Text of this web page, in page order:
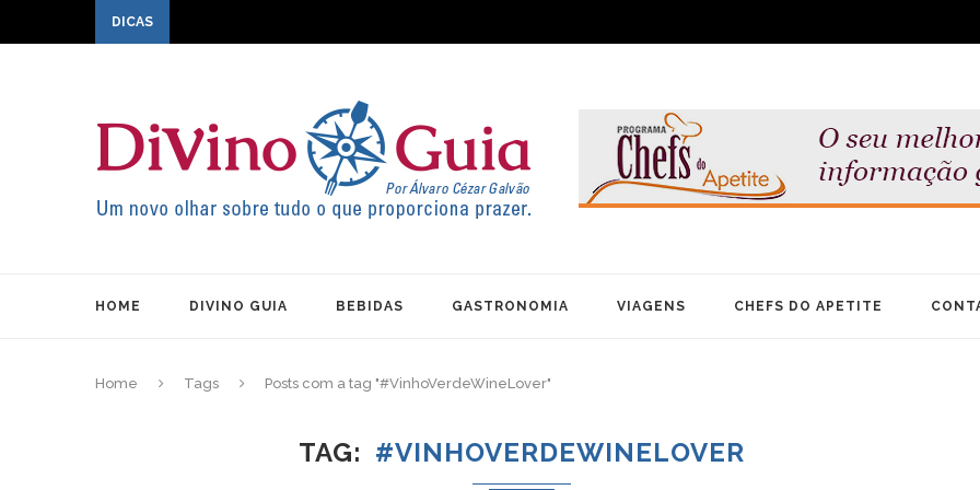
DICAS
HOME DIVINO GUIA BEBIDAS GASTRONOMIA VIAGENS CHEFS DO APETITE
Home Tags Posts com a tag "#VinhoVerdeWineLover"
TAG #VINHOVERDEWINELOVER